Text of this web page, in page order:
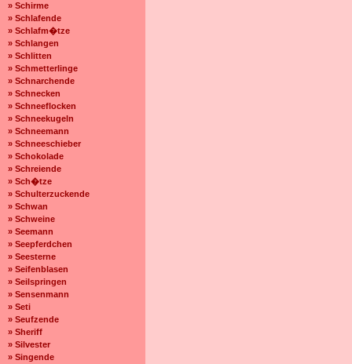
» Schirme
» Schlafende
» Schlafm�tze
» Schlangen
» Schlitten
» Schmetterlinge
» Schnarchende
» Schnecken
» Schneeflocken
» Schneekugeln
» Schneemann
» Schneeschieber
» Schokolade
» Schreiende
» Sch�tze
» Schulterzuckende
» Schwan
» Schweine
» Seemann
» Seepferdchen
» Seesterne
» Seifenblasen
» Seilspringen
» Sensenmann
» Seti
» Seufzende
» Sheriff
» Silvester
» Singende